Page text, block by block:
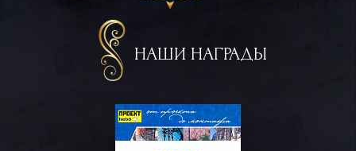
НАШИ НАГРАДЫ